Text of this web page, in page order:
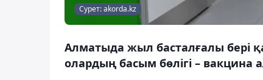
Сурет: akorda.kz
Алматыда жыл басталғалы бері
олардың басым бөлігі – вакцина